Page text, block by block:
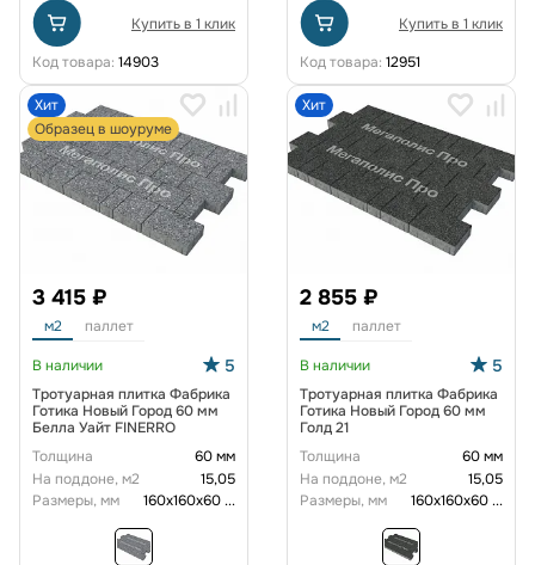
Купить в 1 клик
Код товара: 14903
Купить в 1 клик
Код товара: 12951
Хит
Образец в шоуруме
3 415 ₽
м2 паллет
В наличии 5
Тротуарная плитка Фабрика
Готика Новый Город 60 мм
Белла Уайт FINERRO
Толщина
60 мм
На поддоне, м2
15,05
Размеры, мм
160х160х60...
Хит
2 855 ₽
м2 паллет
В наличии 5
Тротуарная плитка Фабрика
Готика Новый Город 60 мм
Голд 21
Толщина
60 мм
На поддоне, м2
15,05
Размеры, мм
160х160х60...